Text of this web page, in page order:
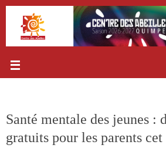
Passer
contenu
Santé mentale des jeunes :
gratuits pour les parents cet